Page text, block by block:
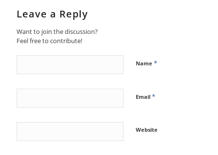
Leave a Reply
Want to join the discussion?
Feel free to contribute!
Name *
Email *
Website